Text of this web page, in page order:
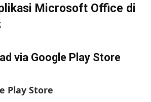
Microsoft Office di
via Google Play Store
Play Store